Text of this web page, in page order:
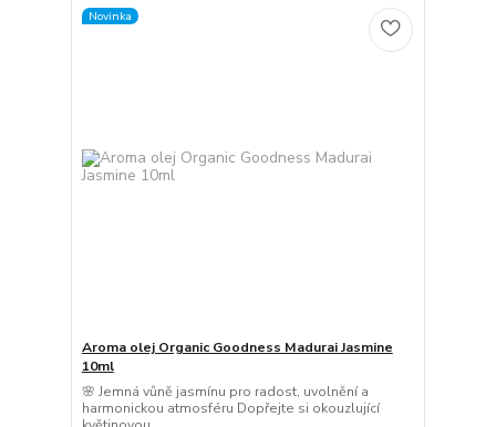
Novinka
Aroma olej Organic Goodness Madurai Jasmine
10ml
🌸 Jemná vůně jasmínu pro radost, uvolnění a
harmonickou atmosféru Dopřejte si okouzlující